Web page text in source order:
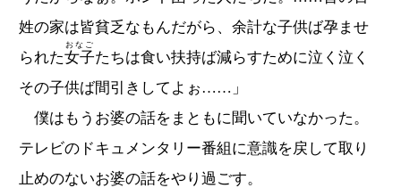
姓の家は皆貧乏なもんだがら、余計な子供ば孕ませ
られた女子
おなご
たちは食い扶持ば減らすために泣く泣く
その子供ば間引きしてよぉ……」
僕はもうお婆の話をまともに聞いていなかった。
テレビのドキュメンタリー番組に意識を戻して取り
止めのないお婆の話をやり過ごす。